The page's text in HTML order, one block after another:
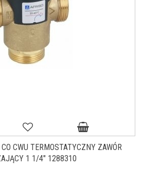
CWU TERMOSTATYCZNY ZAWÓR
1 1/4″ 1288310